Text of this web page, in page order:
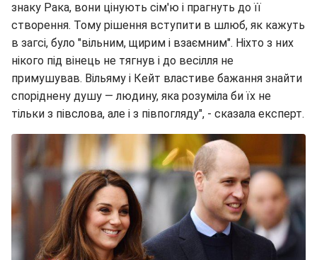
знаку Рака, вони цінують сім'ю і прагнуть до її
створення. Тому рішення вступити в шлюб, як кажуть
в загсі, було "вільним, щирим і взаємним". Ніхто з них
нікого під вінець не тягнув і до весілля не
примушував. Вільяму і Кейт властиве бажання знайти
споріднену душу — людину, яка розуміла би їх не
тільки з півслова, але і з півпогляду", - сказала експерт.